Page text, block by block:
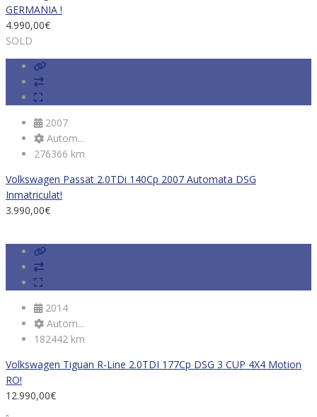
GERMANIA !
4.990,00€
SOLD
2007
Autom...
276366 km
Volkswagen Passat 2.0TDi 140Cp 2007 Automata DSG
Inmatriculat!
3.990,00€
2014
Autom...
182442 km
Volkswagen Tiguan R-Line 2.0TDI 177Cp DSG 3 CUP 4X4 Motion
RO!
12.990,00€